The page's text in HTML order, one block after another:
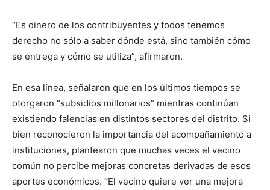
“Es dinero de los contribuyentes y todos tenemos
derecho no sólo a saber dónde está, sino también cómo
se entrega y cómo se utiliza”, afirmaron.
En esa línea, señalaron que en los últimos tiempos se
otorgaron “subsidios millonarios” mientras continúan
existiendo falencias en distintos sectores del distrito. Si
bien reconocieron la importancia del acompañamiento a
instituciones, plantearon que muchas veces el vecino
común no percibe mejoras concretas derivadas de esos
aportes económicos. “El vecino quiere ver una mejora